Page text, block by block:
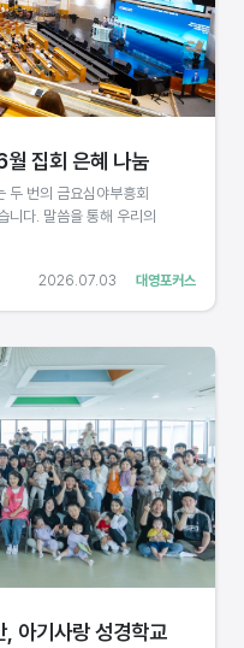
대영포커스
2026.07.03
집회 은혜 나눔
두 번의 금요심야부흥회
니다. 말씀을 통해 우리의
, 아기사랑 성경학교